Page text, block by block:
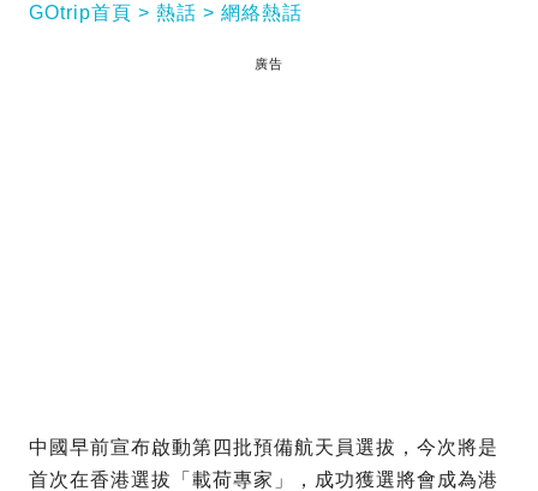
GOtrip首頁 熱話 網絡熱話
廣告
中國早前宣布啟動第四批預備航天員選拔，今次將是
首次在香港選拔「載荷專家」，成功獲選將會成為港